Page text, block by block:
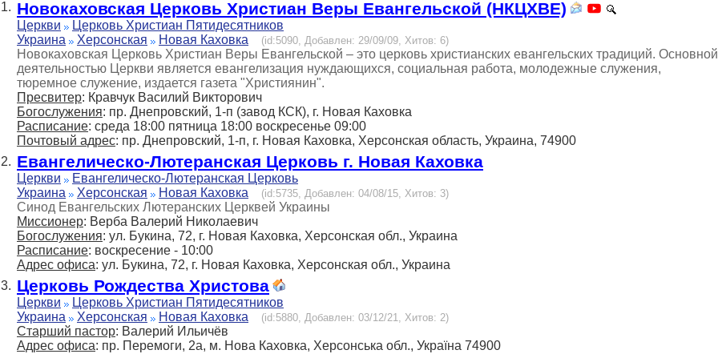
1. Новокаховская Церковь Христиан Веры Евангельской (НКЦХВЕ)
Церкви
Церковь Христиан Пятидесятников
Украина
Херсонская Новая Каховка (id:5090, Добавлен: 29/09/09, Хитов: 6)
Новокаховская Церковь Христиан Веры Евангельской – это церковь христианских евангельских традиций. Основной
деятельностью Церкви является евангелизация нуждающихся, социальная работа, молодежные служения,
тюремное служение, издается газета "Християнин".
Пресвитер: Кравчук Василий Викторович
Богослужения: пр. Днепровский, 1-п (завод КСК), г. Новая Каховка
Расписание: среда 18:00 пятница 18:00 воскресенье 09:00
Почтовый адрес: пр. Днепровский, 1-п, г. Новая Каховка, Херсонская область, Украина, 74900
2. Евангелическо-Лютеранская Церковь г. Новая Каховка
Церкви
Евангелическо-Лютеранская Церковь
Украина
Херсонская Новая Каховка (id:5735, Добавлен: 04/08/15, Хитов: 3)
Синод Евангельских Лютеранских Церквей Украины
Миссионер: Верба Валерий Николаевич
Богослужения: ул. Букина, 72, г. Новая Каховка, Херсонская обл., Украина
Расписание: воскресение - 10:00
Адрес офиса: ул. Букина, 72, г. Новая Каховка, Херсонская обл., Украина
3. Церковь Рождества Христова
Церкви
Церковь Христиан Пятидесятников
Украина
Херсонская Новая Каховка (id:5880, Добавлен: 03/12/21, Хитов: 2)
Старший пастор: Валерий Ильичёв
Адрес офиса: пр. Перемоги, 2а, м. Нова Каховка, Херсонська обл., Україна 74900